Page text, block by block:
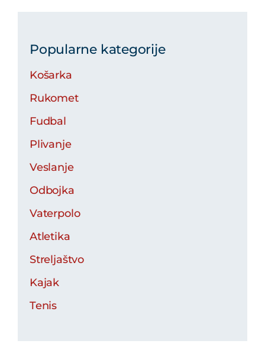
Popularne kategorije
Košarka
Rukomet
Fudbal
Plivanje
Veslanje
Odbojka
Vaterpolo
Atletika
Streljaštvo
Kajak
Tenis